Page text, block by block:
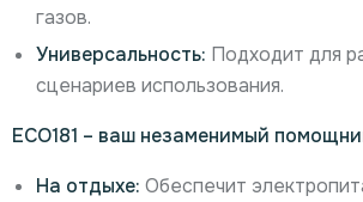
газов.
Универсальность: Подходит для
сценариев использования.
ECO181 – ваш незаменимый
На отдыхе: Обеспечит